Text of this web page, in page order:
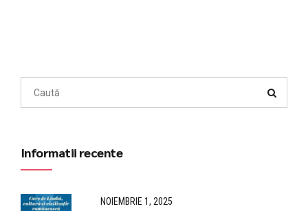
Informatii recente
NOIEMBRIE 1, 2025